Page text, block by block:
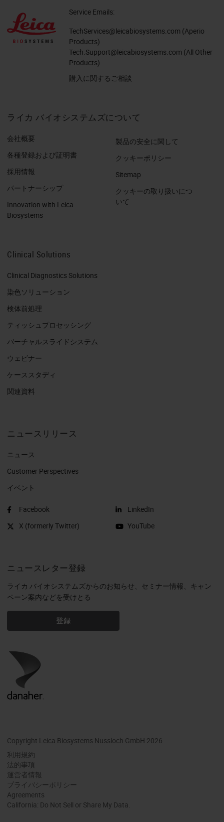
Service Emails:
TechServices@leicabiosystems.com (Aperio
Products)
Tech.Support@leicabiosystems.com (All Other
Products)
購入に関するご相談
ライカ バイオシステムズについて
会社概要
各種登録および証明書
採用情報
パートナーシップ
Innovation with Leica
Biosystems
製品の安全に関して
クッキーポリシー
Sitemap
クッキーの取り扱いにつ
いて
Clinical Solutions
Clinical Diagnostics Solutions
染色ソリューション
検体前処理
ティッシュプロセッシング
バーチャルスライドシステム
ウェビナー
ケーススタディ
関連資料
ニュースリリース
ニュース
Customer Perspectives​
イベント
Facebook
X (formerly Twitter)
LinkedIn
YouTube
ニュースレター登録
ライカ バイオシステムズからのお知らせ、セミナー情報、キャン
ペーン案内などを受けとる
登録
Copyright Leica Biosystems Nussloch GmbH 2026
利用規約
法的事項
運営者情報
プライバシーポリシー
Agreements
California: Do Not Sell or Share My Data.